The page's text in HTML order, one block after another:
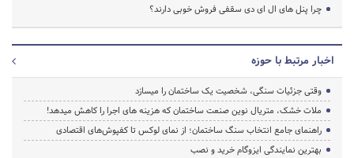
چرا پنل های ال ای دی سقفی فروش خوبی دارند؟
اخبار مرتبط با حوزه
وقتی جزئیات سنگی، شخصیت یک ساختمان را میسازد
ملات خشک، متریال نوین صنعت ساختمان که هزینه‌ های اجرا را کاهش میدهد!
راهنمای جامع انتخاب سنگ ساختمان؛ از نمای لوکس تا کفپوش‌های اقتصادی
بهترین نمایندگی ایزوگام خرید و نصب